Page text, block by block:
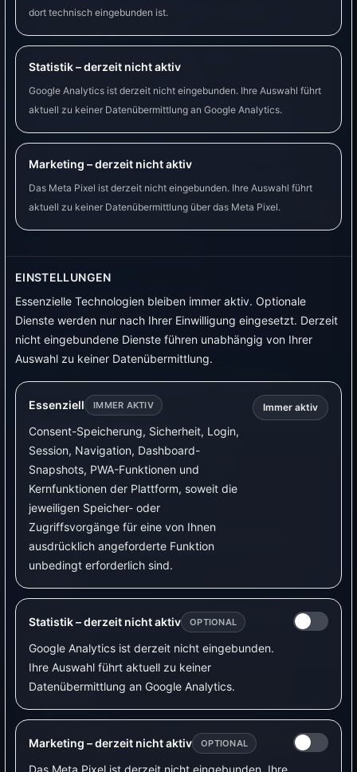
dort technisch eingebunden ist.
Statistik – derzeit nicht aktiv
Google Analytics ist derzeit nicht eingebunden. Ihre Auswahl führt
aktuell zu keiner Datenübermittlung an Google Analytics.
Marketing – derzeit nicht aktiv
Das Meta Pixel ist derzeit nicht eingebunden. Ihre Auswahl führt
aktuell zu keiner Datenübermittlung über das Meta Pixel.
EINSTELLUNGEN
Essenzielle Technologien bleiben immer aktiv. Optionale
Dienste werden nur nach Ihrer Einwilligung eingesetzt. Derzeit
nicht eingebundene Dienste führen unabhängig von Ihrer
Auswahl zu keiner Datenübermittlung.
Essenziell IMMER AKTIV
Consent-Speicherung, Sicherheit, Login,
Session, Navigation, Dashboard-
Snapshots, PWA-Funktionen und
Kernfunktionen der Plattform, soweit die
jeweiligen Speicher- oder
Zugriffsvorgänge für eine von Ihnen
ausdrücklich angeforderte Funktion
unbedingt erforderlich sind.
Immer aktiv
Statistik – derzeit nicht aktiv OPTIONAL
Google Analytics ist derzeit nicht eingebunden.
Ihre Auswahl führt aktuell zu keiner
Datenübermittlung an Google Analytics.
Marketing – derzeit nicht aktiv OPTIONAL
Das Meta Pixel ist derzeit nicht eingebunden. Ihre
Stelle sicher, dass Tasmota im gleichen
Kopple das Gerät mit einem klaren Namen.
Passwort und Gerätenamen in Tasmota
setzen.
Wenn automatische Kopplung nicht klappt,
trage die MQTT-Daten manuell in Tasmota ein
und starte Tasmota neu.
Teste danach den Schalter.
Wichtige Felder erklärt
Host / Adresse
Hier trägst du die Adresse von VyraVolt ein.
Benutzer / Passwort
Müssen exakt zu VyraVolt passen.
Gerätename
Ein klarer Name verhindert Verwechslungen.
Schalte das Gerät nach dem Koppeln einmal
Beispiele
MQTT.Regel:Eine Automation nutzt diese
Werte oder einen externen Auslöser.